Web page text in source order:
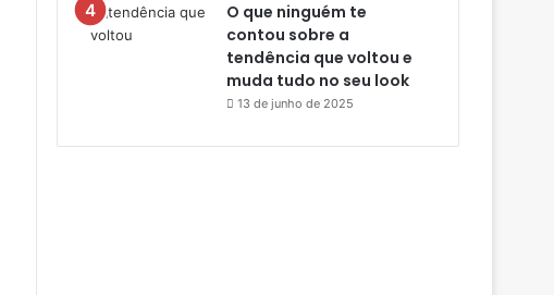
O que ninguém te
contou sobre a
tendência que voltou e
muda tudo no seu look
13 de junho de 2025